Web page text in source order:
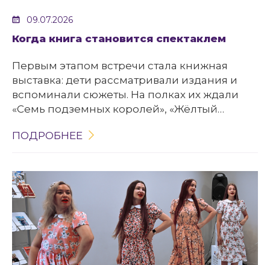
09.07.2026
Когда книга становится спектаклем
Первым этапом встречи стала книжная
выставка: дети рассматривали издания и
вспоминали сюжеты. На полках их ждали
«Семь подземных королей», «Жёлтый
солдаты» и другие повести цикла. Яркие
Волшебную страну – и ребята охотно
шагнули навстречу приключениям.
ПОДРОБНЕЕ